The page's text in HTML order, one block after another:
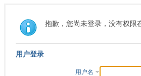
抱歉，您尚未登录，没有权限
用户登录
用户名